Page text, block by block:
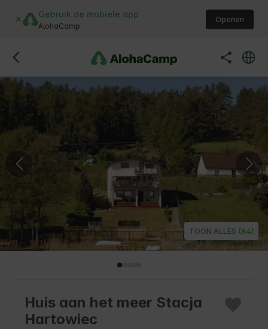
Gebruik de mobiele app
AlohaCamp
Openen
TOON ALLES (84)
Huis aan het meer Stacja
Hartowiec